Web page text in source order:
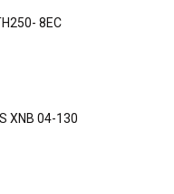
8EC
XNB 04-130